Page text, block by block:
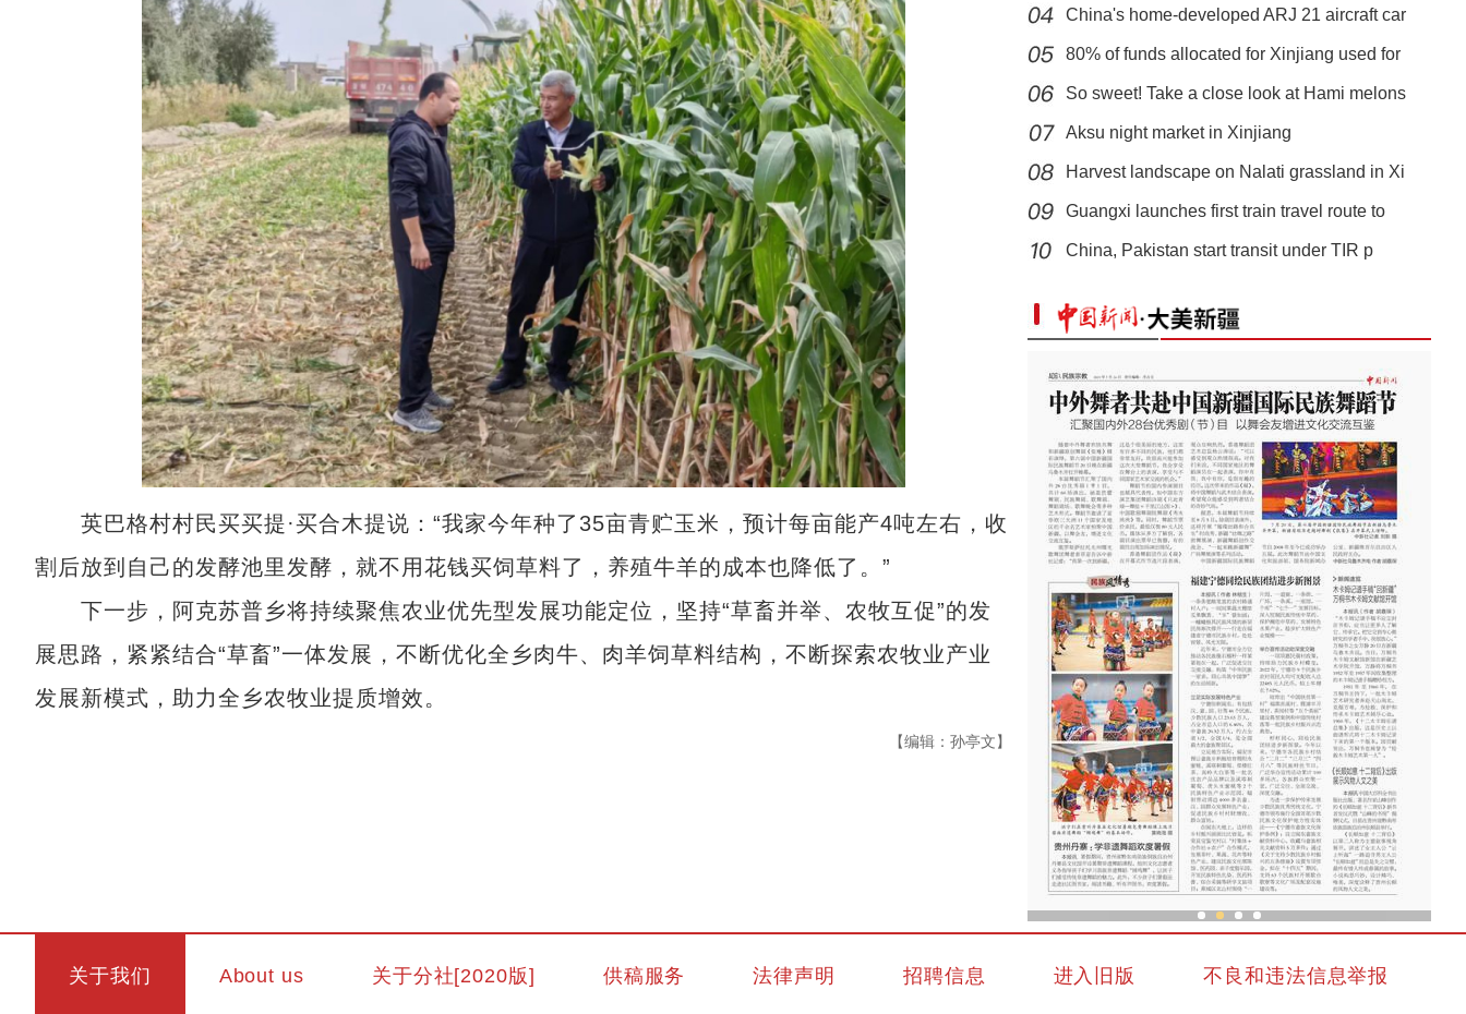
英巴格村村民买买提·买合木提说：“我家今年种了35亩青贮玉米，预计每亩能产4吨左右，收
割后放到自己的发酵池里发酵，就不用花钱买饲草料了，养殖牛羊的成本也降低了。”
下一步，阿克苏普乡将持续聚焦农业优先型发展功能定位，坚持“草畜并举、农牧互促”的发
展思路，紧紧结合“草畜”一体发展，不断优化全乡肉牛、肉羊饲草料结构，不断探索农牧业产业
发展新模式，助力全乡农牧业提质增效。
【编辑：孙亭文】
新疆阿克苏：国家湿地公园“美颜”迎国庆
China's home-developed ARJ 21 aircraft car
80% of funds allocated for Xinjiang used for
So sweet! Take a close look at Hami melons
Aksu night market in Xinjiang
Harvest landscape on Nalati grassland in Xi
Guangxi launches first train travel route to
China, Pakistan start transit under TIR p
关于我们 About us 关于分社[2020版] 供稿服务 法律声明 招聘信息 进入旧版 不良和违法信息举报